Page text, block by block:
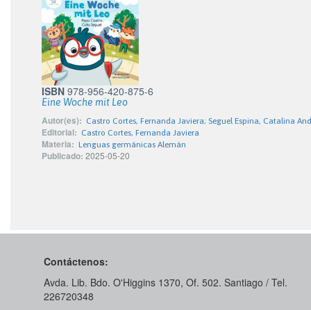
ISBN 978-956-420-875-6
Eine Woche mit Leo
Autor(es): Castro Cortes, Fernanda Javiera; Seguel Espina, Catalina
Editorial: Castro Cortes, Fernanda Javiera
Materia: Lenguas germánicas Alemán
Publicado: 2025-05-20
Contáctenos:
Avda. Lib. Bdo. O'Higgins 1370, Of. 502. Santiago / Tel.
226720348